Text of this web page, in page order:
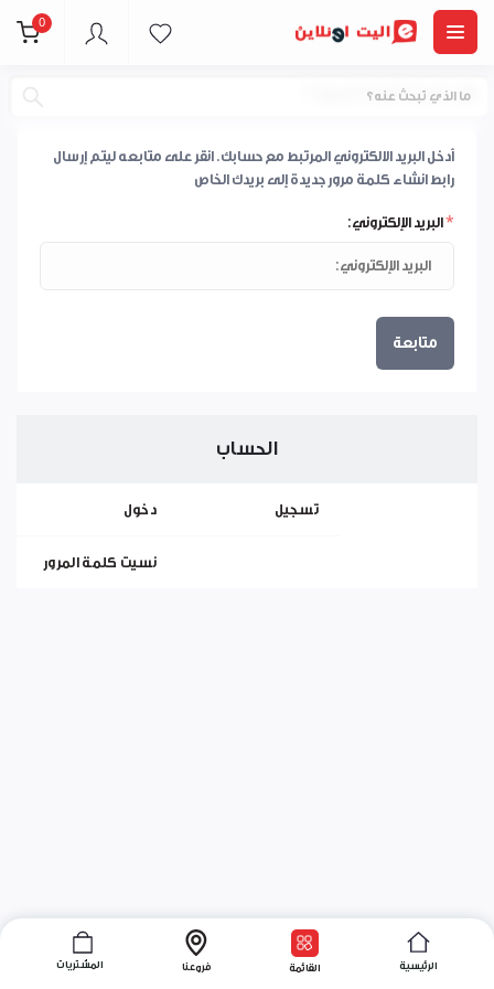
0
هل نسيت كلمة المرور ؟
أدخل البريد الالكتروني المرتبط مع حسابك. انقر على متابعه ليتم إرسال
رابط انشاء كلمة مرور جديدة إلى بريدك الخاص
*البريد الإلكتروني:
متابعة
الحساب
دخول تسجيل
نسيت كلمة المرور
الرئيسية القائمة فروعنا المشتريات